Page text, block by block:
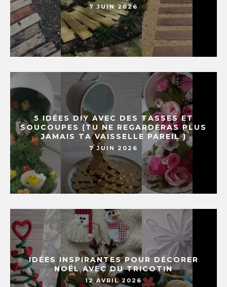
7 JUIN 2026
5 IDÉES DIY AVEC DES TASSES ET
SOUCOUPES (TU NE REGARDERAS PLUS
JAMAIS TA VAISSELLE PAREIL )
7 JUIN 2026
IDÉES INSPIRANTES POUR DÉCORER
NOËL AVEC DU TRICOTIN
12 AVRIL 2026